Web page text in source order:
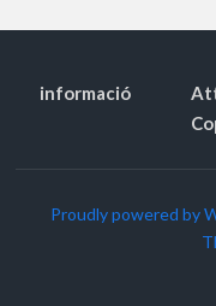
informació
Proudly powered by